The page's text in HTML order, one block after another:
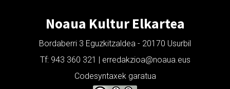
Noaua Kultur Elkartea
Bordaberri 3 Eguzkitzaldea - 20170 Usurbil
Tf: 943 360 321 | erredakzioa@noaua.eus
Codesyntaxek garatua